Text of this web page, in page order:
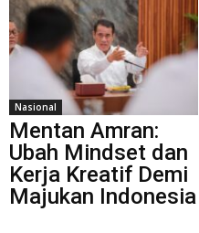
Nasional
Mentan Amran:
Ubah Mindset dan
Kerja Kreatif Demi
Majukan Indonesia